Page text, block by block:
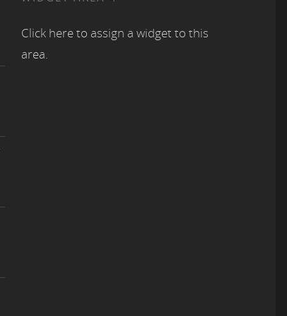
Click here to assign a widget to this
area.